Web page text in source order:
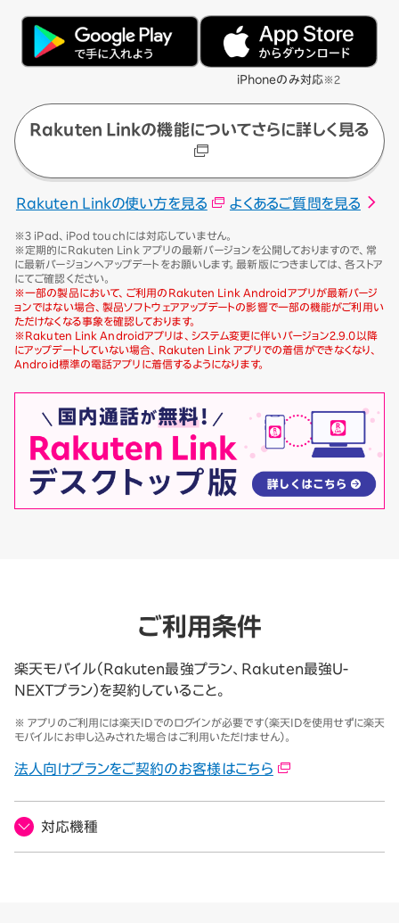
iPhoneのみ対応※2
Rakuten Linkの機能についてさらに詳しく見る
Rakuten Linkの使い方を見る よくあるご質問を見る
※3 iPad、iPod touchには対応していません。
※定期的にRakuten Link アプリの最新バージョンを公開しておりますので、常
に最新バージョンへアップデートをお願いします。最新版につきましては、各ストア
にてご確認ください。
※一部の製品において、ご利用のRakuten Link Androidアプリが最新バージ
ョンではない場合、製品ソフトウェアアップデートの影響で一部の機能がご利用い
ただけなくなる事象を確認しております。
※Rakuten Link Androidアプリは、システム変更に伴いバージョン2.9.0以降
にアップデートしていない場合、Rakuten Link アプリでの着信ができなくなり、
Android標準の電話アプリに着信するようになります。
ご利用条件
楽天モバイル（Rakuten最強プラン、Rakuten最強U-
NEXTプラン）を契約していること。
※ アプリのご利用には楽天IDでのログインが必要です（楽天IDを使用せずに楽天
モバイルにお申し込みされた場合はご利用いただけません）。
法人向けプランをご契約のお客様はこちら
対応機種